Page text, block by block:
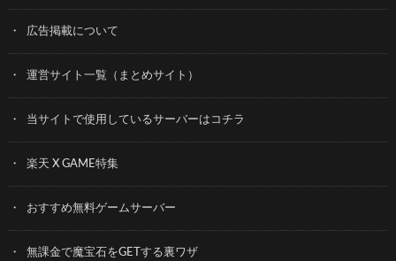
広告掲載について
運営サイト一覧（まとめサイト）
当サイトで使用しているサーバーはコチラ
楽天 X GAME特集
おすすめ無料ゲームサーバー
無課金で魔宝石をGETする裏ワザ